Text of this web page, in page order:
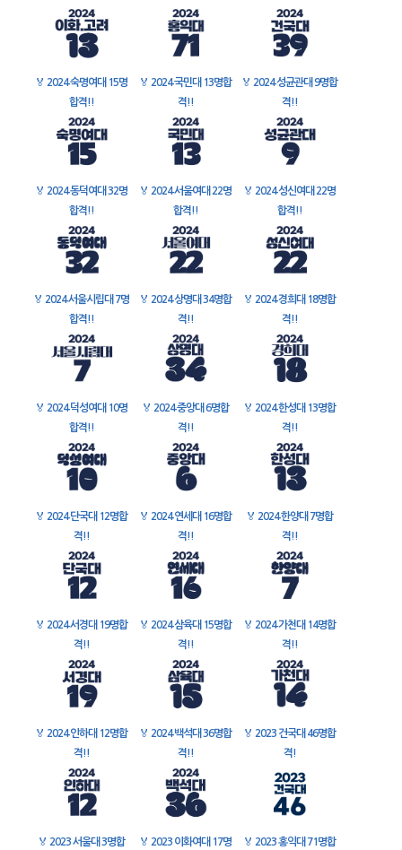
🏅 2024 숙명여대 15명
합격!!
🏅 2024 국민대 13명합
격!!
🏅 2024 성균관대 9명합
격!!
🏅 2024 동덕여대 32명
합격!!
🏅 2024 서울여대 22명
합격!!
🏅 2024 성신여대 22명
합격!!
🏅 2024 서울시립대 7명
합격!!
🏅 2024 상명대 34명합
격!!
🏅 2024 경희대 18명합
격!!
🏅 2024 덕성여대 10명
합격!!
🏅 2024 중앙대 6명합
격!!
🏅 2024 한성대 13명합
격!!
🏅 2024 단국대 12명합
격!!
🏅 2024 연세대 16명합
격!!
🏅 2024 한양대 7명합
격!!
🏅 2024 서경대 19명합
격!!
🏅 2024 삼육대 15명합
격!!
🏅 2024 가천대 14명합
격!!
🏅 2024 인하대 12명합
격!!
🏅 2024 백석대 36명합
격!!
🏅 2023 건국대 46명합
격!
🏅 2023 서울대 3명합
🏅 2023 이화여대 17명
🏅 2023 홍익대 71명합